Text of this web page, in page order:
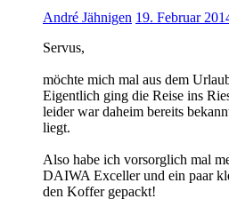
André Jähnigen 19. Februar
Servus,
möchte mich mal aus dem
Eigentlich ging die Reise ins
leider war daheim bereits
liegt.
Also habe ich vorsorglich mal
DAIWA Exceller und ein paar
den Koffer gepackt!